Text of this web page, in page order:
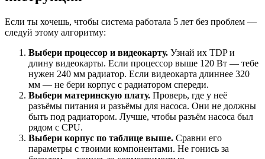
Если ты хочешь, чтобы система работала 5 лет без проблем —
следуй этому алгоритму:
Выбери процессор и видеокарту. Узнай их TDP и
длину видеокарты. Если процессор выше 120 Вт — тебе
нужен 240 мм радиатор. Если видеокарта длиннее 320
мм — не бери корпус с радиатором спереди.
Выбери материнскую плату. Проверь, где у неё
разъёмы питания и разъёмы для насоса. Они не должны
быть под радиатором. Лучше, чтобы разъём насоса был
рядом с CPU.
Выбери корпус по таблице выше. Сравни его
параметры с твоими компонентами. Не гонись за